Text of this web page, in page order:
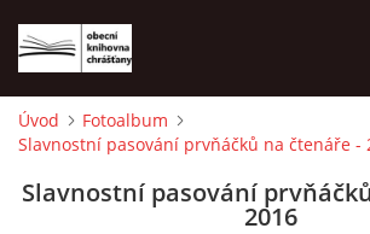
ÚVOD
Úvod
Fotoalbum
Slavnostní pasování prvňáčků na čtenáře -
Slavnostní pasování
2016